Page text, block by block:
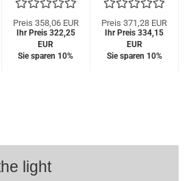
TFSI, 1.6 TDI, 1.8
TFSI,...
Preis 358,06 EUR
Ihr Preis 322,25
EUR
Sie sparen 10%
1.6 TDI / 2.0TDI,
2012-, nur
passend...
Preis 371,28 EUR
Ihr Preis 334,15
EUR
Sie sparen 10%
light